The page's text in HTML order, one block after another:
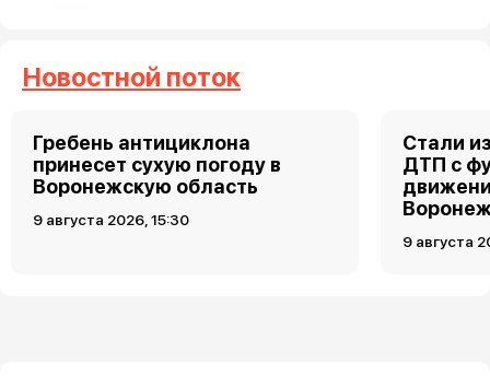
Новостной поток
Гребень антициклона
принесет сухую погоду в
Воронежскую область
9 августа 2026, 15:30
Стали
ДТП с
9 августа